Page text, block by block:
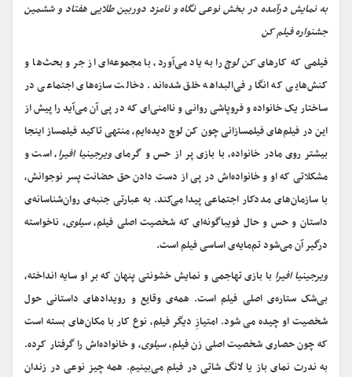
به نمایش درآمده در بخش نوعی نگاه و نامزد دوربین طلایی هفتاد و ششمین
جشنواره فیلم کن
فیلمی که کارهایکن لوچرا به یاد می‌آورد، با مجموعه‌ای از جر و بحث‌ها و
کنش‌هایی که انگار فی‌البداهه خلق شده‌اند. دخالت سازه‌های اجتماعی در
ساختار یک خانواده و فروپاشی روانی و ناامنی‌ای که در پی آن می‌آید را پیش از
این در فیلم‌های فیلمسازانی چون کن لوچ دیده‌ایم، منتهی تاکید فیلمساز اینجا
بیشتر روی مادر خانواده، با بازی پر از حس و گرمایویرجینیا افیرا، است و
مشکلاتی که او و خانواده‌اش در پی از دست دادن حق حضانت پسر نوجوانش،
با سازمان‌های مددکار اجتماعی پیدا می‌کند. به عبارتی جنبه‌ی روان‌شناسانه‌ی
داستان و حس و حال فویباگونه‌ای که شخصیت اصلی فیلم،سیلوی، ناخواسته
درگیر آن می‌شود تم‌مایه‌ی اساسی فیلم است.
ویرجینیا افیرا با بازی تهاجمی و نمایش خشونتی پنهان که بر او سایه انداخته،
بی‌شک ستاره‌ی اصلی فیلم است. همه‌ی وقایع و رویدادهای داستانی حول
شخصیت او چیده می شود. امتیازِ دیگر فیلم، نوع کار با مکان‌های بسته است
که چون حصاری شخصیت اصلی زن فیلم،سیلوی، و خانواده‌اش را گرفتار کرده.
به ندرت نمای باز یا لانگ شاتی در فیلم می‌بینیم. همه چیز نوعی در زندان